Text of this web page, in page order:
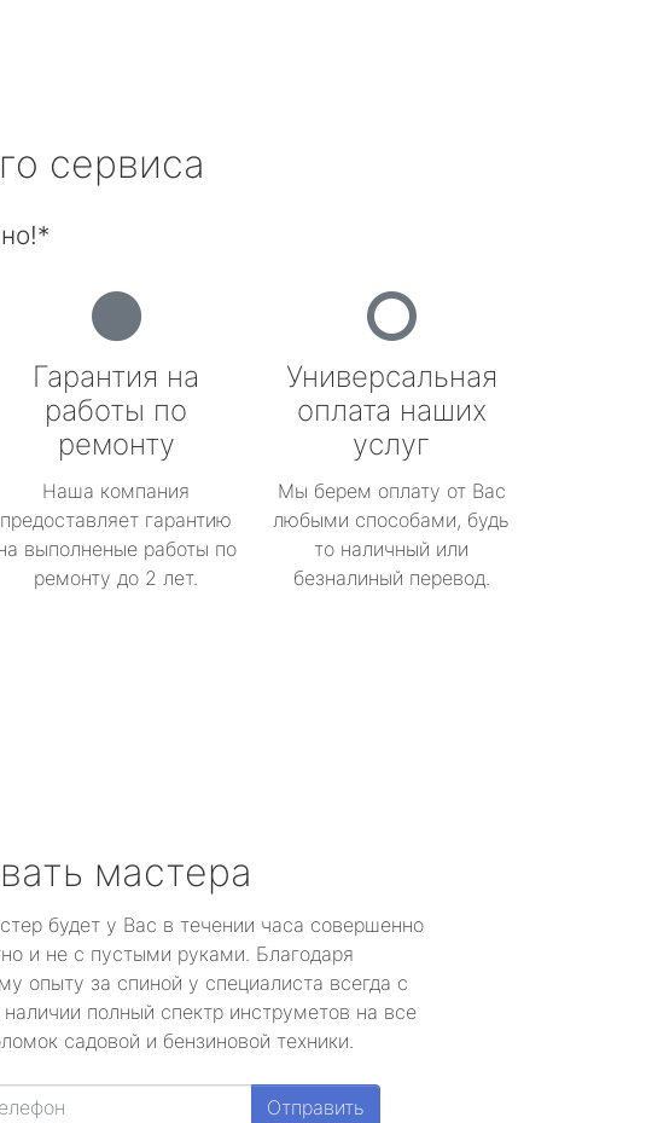
сервиса
Гарантия на
работы по
ремонту
Наша компания
предоставляет гарантию
выполненые работы по
ремонту до 2 лет.
Универсальная
оплата наших
услуг
Мы берем оплату от Вас
любыми способами, будь
то наличный или
безналиный перевод.
мастера
будет у Вас в течении часа совершенно
и не с пустыми руками. Благодаря
опыту за спиной у специалиста всегда с
полный спектр инструметов на все
садовой и бензиновой техники.
Отправить